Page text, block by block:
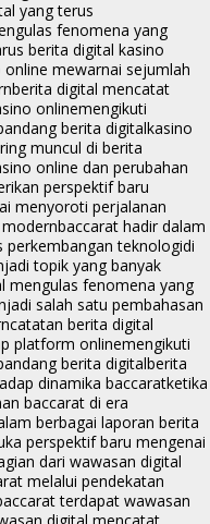
yang terus
fenomena yang
berita digital kasino
online mewarnai sejumlah
berita digital mencatat
onlinemengikuti
berita digitalkasino
muncul di berita
online dan perubahan
perspektif baru
menyoroti perjalanan
baccarat hadir dalam
perkembangan teknologidi
topik yang banyak
mengulas fenomena yang
salah satu pembahasan
catatan berita digital
platform onlinemengikuti
berita digitalberita
dinamika baccaratketika
baccarat di era
berbagai laporan berita
perspektif baru mengenai
dari wawasan digital
melalui pendekatan
terdapat wawasan